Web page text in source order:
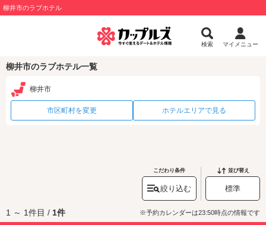
柳井市のラブホテル
検索 マイメニュー
柳井市のラブホテル一覧
柳井市
市区町村を変更 ホテルエリアで見る
こだわり条件
絞り込む
並び替え
標準
1 ～ 1件目 / 1件 ※予約カレンダーは23:50時点の情報です